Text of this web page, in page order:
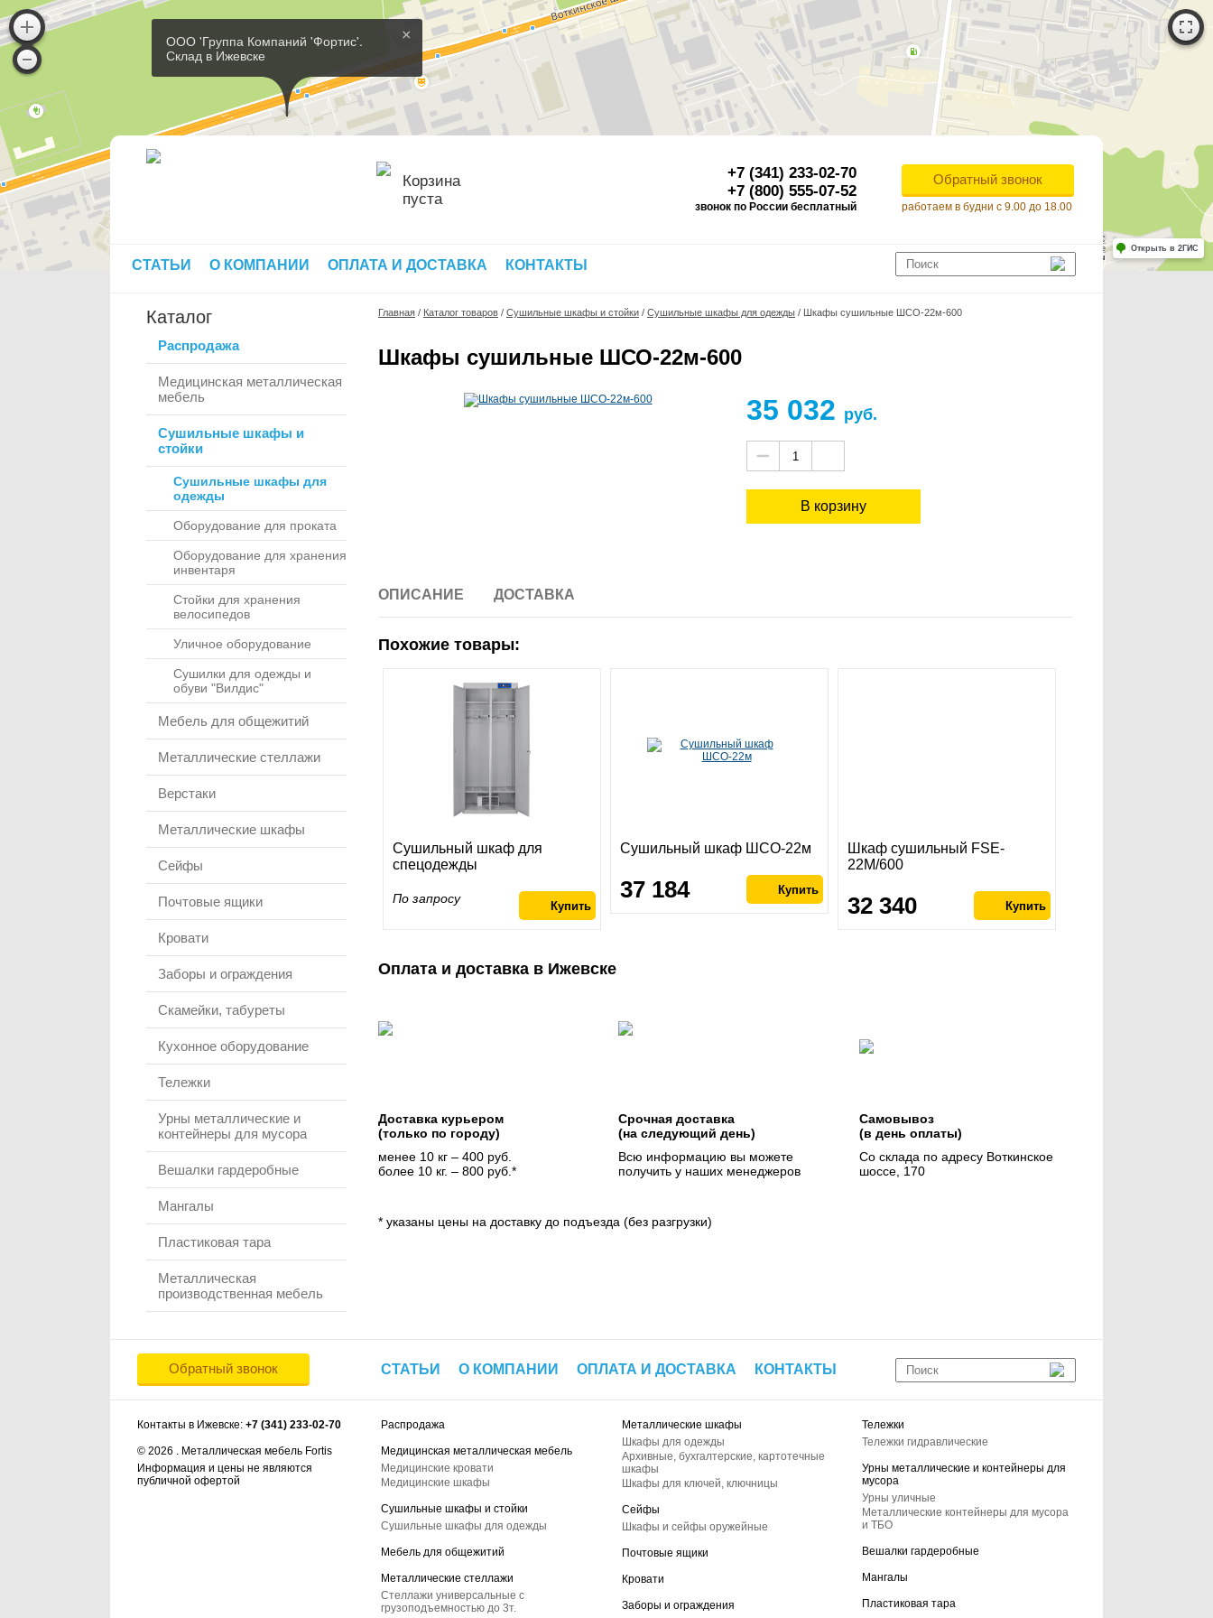
×
ООО 'Группа Компаний 'Фортис'.
Склад в Ижевске
Работает на API 2ГИС
Лицензионное соглашение
Для корректной работы Raster JS API нужен ключ. Помощь: api@2gis.ru
Открыть в 2ГИС
Корзина
пуста
+7 (341) 233-02-70
+7 (800) 555-07-52
звонок по России бесплатный
Обратный звонок
работаем в будни с 9.00 до 18.00
СТАТЬИ О КОМПАНИИ ОПЛАТА И ДОСТАВКА КОНТАКТЫ
Каталог
Распродажа
Медицинская металлическая
мебель
Сушильные шкафы и
стойки
Сушильные шкафы для
одежды
Оборудование для проката
Оборудование для хранения
инвентаря
Стойки для хранения
велосипедов
Уличное оборудование
Сушилки для одежды и
обуви "Вилдис"
Мебель для общежитий
Металлические стеллажи
Верстаки
Металлические шкафы
Сейфы
Почтовые ящики
Кровати
Заборы и ограждения
Скамейки, табуреты
Кухонное оборудование
Тележки
Урны металлические и
контейнеры для мусора
Вешалки гардеробные
Мангалы
Пластиковая тара
Металлическая
производственная мебель
Главная / Каталог товаров / Сушильные шкафы и стойки / Сушильные шкафы для одежды / Шкафы сушильные ШСО-22м-600
Шкафы сушильные ШСО-22м-600
35 032 руб.
ОПИСАНИЕ ДОСТАВКА
Похожие товары:
Сушильный шкаф для
спецодежды
По запросу
Сушильный шкаф ШСО-22м
37 184
Шкаф сушильный FSE-
22M/600
32 340
Оплата и доставка в Ижевске
Доставка курьером
(только по городу)
менее 10 кг – 400 руб.
более 10 кг. – 800 руб.*
Срочная доставка
(на следующий день)
Всю информацию вы можете
получить у наших менеджеров
Самовывоз
(в день оплаты)
Со склада по адресу Воткинское
шоссе, 170
* указаны цены на доставку до подъезда (без разгрузки)
Обратный звонок СТАТЬИ О КОМПАНИИ ОПЛАТА И ДОСТАВКА КОНТАКТЫ
Контакты в Ижевске: +7 (341) 233-02-70
© 2026 . Металлическая мебель Fortis
Информация и цены не являются
публичной офертой
Распродажа
Медицинская металлическая мебель
Медицинские кровати
Медицинские шкафы
Сушильные шкафы и стойки
Сушильные шкафы для одежды
Мебель для общежитий
Металлические стеллажи
Стеллажи универсальные с
грузоподъемностью до 3т.
Металлические шкафы
Шкафы для одежды
Архивные, бухгалтерские, картотечные
шкафы
Шкафы для ключей, ключницы
Сейфы
Шкафы и сейфы оружейные
Почтовые ящики
Кровати
Заборы и ограждения
Тележки
Тележки гидравлические
Урны металлические и контейнеры для
мусора
Урны уличные
Металлические контейнеры для мусора
и ТБО
Вешалки гардеробные
Мангалы
Пластиковая тара